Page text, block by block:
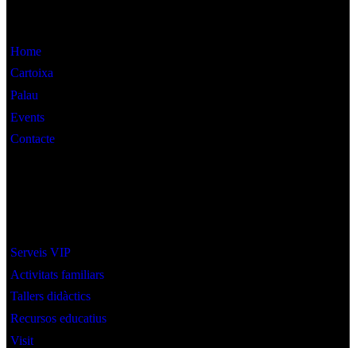
Home
Cartoixa
Palau
Events
Contacte
Serveis VIP
Activitats familiars
Tallers didàctics
Recursos educatius
Visit